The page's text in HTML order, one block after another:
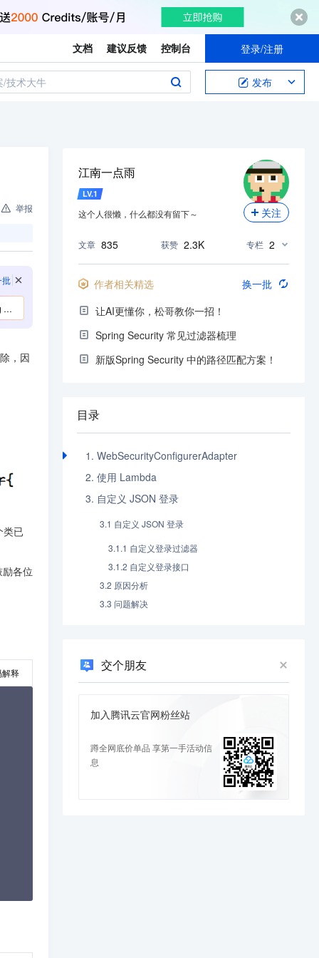
文档 建议反馈 控制台 登录/注册
/技术大牛 发布
举报
批
，因
类已
各位
解释
江南一点雨
LV.1
这个人很懒，什么都没有留下～ 关注
文章 835 获赞 2.3K 专栏 2
作者相关精选
换一批
让AI更懂你，松哥教你一招！
Spring Security 常见过滤器梳理
新版Spring Security 中的路径匹配方案！
目录
1. WebSecurityConfigurerAdapter
2. 使用 Lambda
3. 自定义 JSON 登录
3.1 自定义 JSON 登录
3.1.1 自定义登录过滤器
3.1.2 自定义登录接口
3.2 原因分析
3.3 问题解决
交个朋友
加入腾讯云官网粉丝站
蹲全网底价单品 享第一手活动信
息